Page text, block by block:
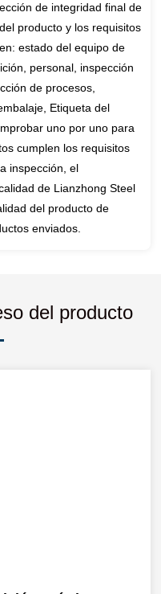
de integridad final de
producto y los requisitos
estado del equipo de
personal, inspección
de procesos,
Etiqueta del
uno por uno para
cumplen los requisitos
inspección, el
de Lianzhong Steel
del producto de
enviados.
del producto